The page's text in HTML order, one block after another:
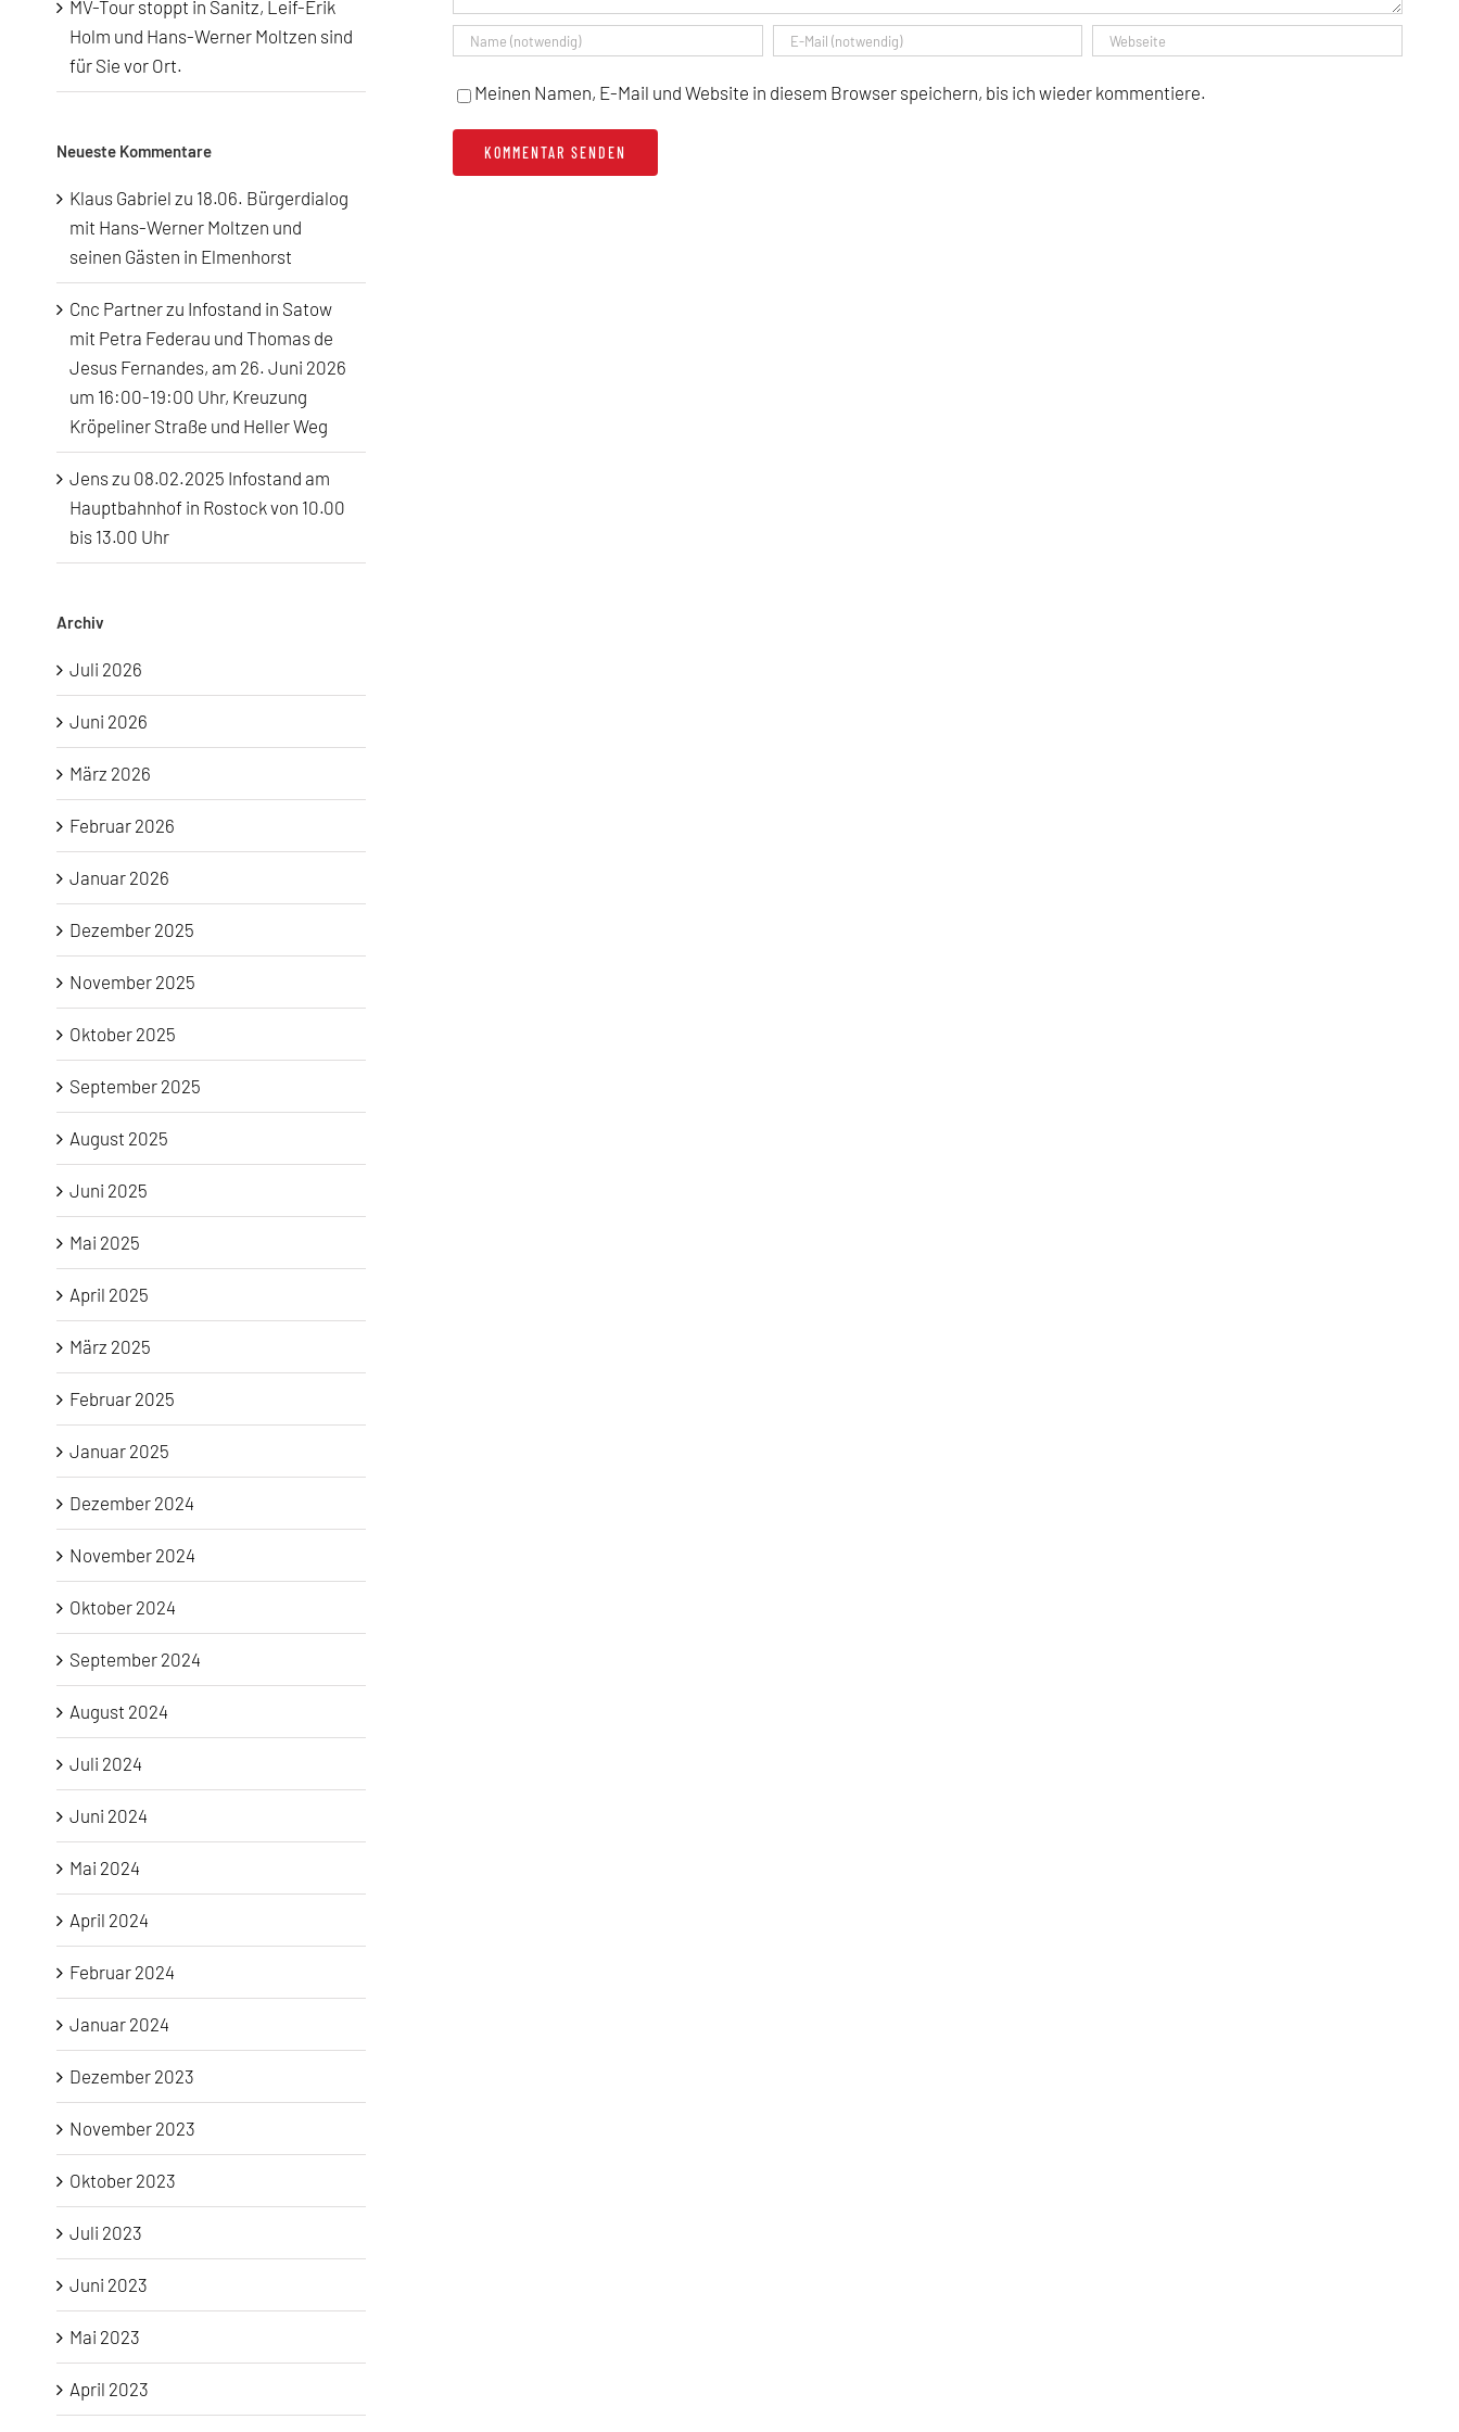
Meinen Namen, E-Mail und Website in diesem Browser speichern, bis ich wieder kommentiere.
MV-Tour stoppt in Sanitz, Leif-Erik
Holm und Hans-Werner Moltzen sind
für Sie vor Ort.
Neueste Kommentare
Klaus Gabriel zu 18.06. Bürgerdialog
mit Hans-Werner Moltzen und
seinen Gästen in Elmenhorst
Cnc Partnerzu Infostand in Satow
mit Petra Federau und Thomas de
Jesus Fernandes, am 26. Juni 2026
um 16:00-19:00 Uhr, Kreuzung
Kröpeliner Straße und Heller Weg
Jenszu 08.02.2025 Infostand am
Hauptbahnhof in Rostock von 10.00
bis 13.00 Uhr
Archiv
Juli 2026
Juni 2026
März 2026
Februar 2026
Januar 2026
Dezember 2025
November 2025
Oktober 2025
September 2025
August 2025
Juni 2025
Mai 2025
April 2025
März 2025
Februar 2025
Januar 2025
Dezember 2024
November 2024
Oktober 2024
September 2024
August 2024
Juli 2024
Juni 2024
Mai 2024
April 2024
Februar 2024
Januar 2024
Dezember 2023
November 2023
Oktober 2023
Juli 2023
Juni 2023
Mai 2023
April 2023